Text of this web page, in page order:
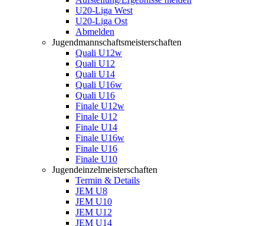
U20-Liga West
U20-Liga Ost
Abmelden
Jugendmannschaftsmeisterschaften
Quali U12w
Quali U12
Quali U14
Quali U16w
Quali U16
Finale U12w
Finale U12
Finale U14
Finale U16w
Finale U16
Finale U10
Jugendeinzelmeisterschaften
Termin & Details
JEM U8
JEM U10
JEM U12
JEM U14